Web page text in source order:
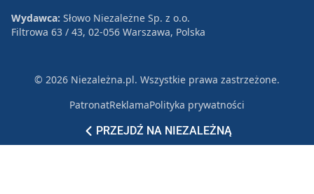
PRZEJDŹ NA NIEZALEŻNĄ
Wydawca: Słowo Niezależne Sp. z o.o.
Filtrowa 63 / 43, 02-056 Warszawa, Polska
© 2026 Niezależna.pl. Wszystkie prawa zastrzeżone.
PatronatReklamaPolityka prywatności